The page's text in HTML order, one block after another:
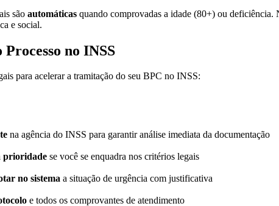
são automáticas quando comprovadas a idade (80+) ou
e social.
no INSS
para acelerar a tramitação do seu BPC no INSS:
na agência do INSS para garantir análise imediata da documentação
prioridade se você se enquadra nos critérios legais
no sistema a situação de urgência com justificativa
e todos os comprovantes de atendimento